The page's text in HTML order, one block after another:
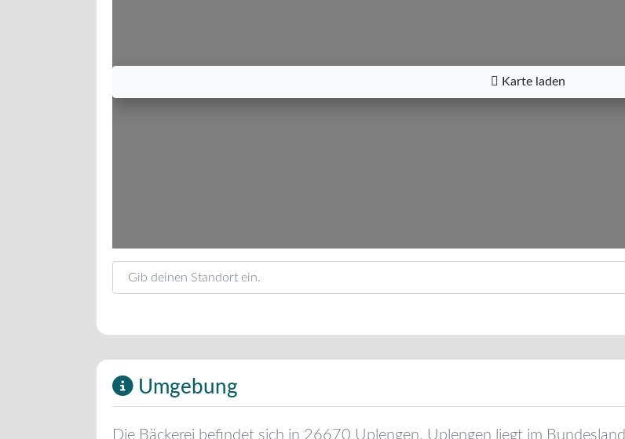
Karte laden
Umgebung
Die Bäckerei befindet sich in 26670 Uplengen. Uplengen liegt im Bundesland